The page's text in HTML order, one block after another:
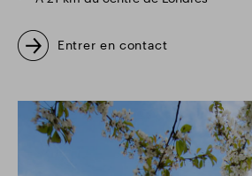
Entrer en contact